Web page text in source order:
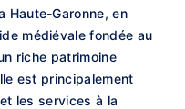
Haute-Garonne, en
médiévale fondée au
riche patrimoine
est principalement
les services à la